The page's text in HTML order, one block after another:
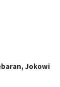
Jokowi